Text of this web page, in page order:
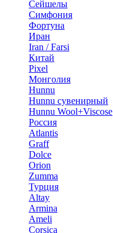
Сейшелы
Симфония
Фортуна
Иран
Iran / Farsi
Китай
Pixel
Монголия
Hunnu
Hunnu сувенирный
Hunnu Wool+Viscose
Россия
Atlantis
Graff
Dolce
Orion
Zumma
Турция
Altay
Armina
Ameli
Corsica